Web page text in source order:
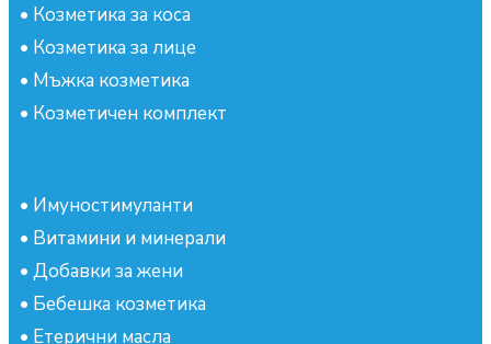
• Козметика за коса
• Козметика за лице
• Мъжка козметика
• Козметичен комплект
• Имуностимуланти
• Витамини и минерали
• Добавки за жени
• Бебешка козметика
• Етерични масла